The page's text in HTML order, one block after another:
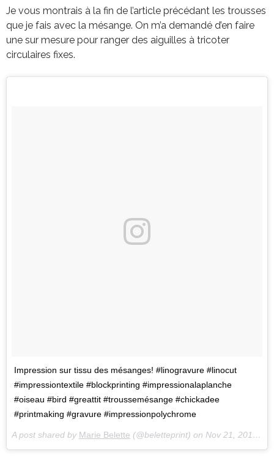
Je vous montrais à la fin de l’article précédant les trousses
que je fais avec la mésange. On m’a demandé d’en faire
une sur mesure pour ranger des aiguilles à tricoter
circulaires fixes.
Impression sur tissu des mésanges! #linogravure #linocut
#impressiontextile #blockprinting #impressionalaplanche
#oiseau #bird #greattit #troussemésange #chickadee
#printmaking #gravure #impressionpolychrome
A post shared by Marie Belette (@beletteprint) on Nov 21, 2017 at 11:53pm PST